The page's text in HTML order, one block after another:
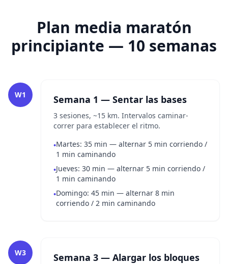
Plan media maratón
principiante — 10 semanas
W1 Semana 1 — Sentar las bases
3 sesiones, ~15 km. Intervalos caminar-
correr para establecer el ritmo.
•Martes: 35 min — alternar 5 min corriendo /
1 min caminando
•Jueves: 30 min — alternar 5 min corriendo /
1 min caminando
•Domingo: 45 min — alternar 8 min
corriendo / 2 min caminando
W3
Semana 3 — Alargar los bloques